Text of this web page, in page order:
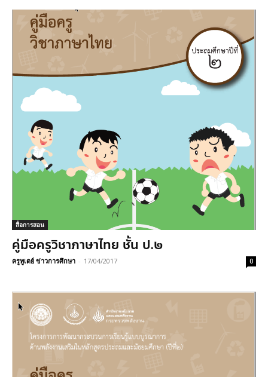
สื่อการสอน
คู่มือครูวิชาภาษาไทย ชั้น ป.๒
ครูทูเดย์ ข่าวการศึกษา - 17/04/2017 0